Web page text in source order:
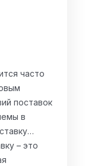
часто
поставок
в
– это